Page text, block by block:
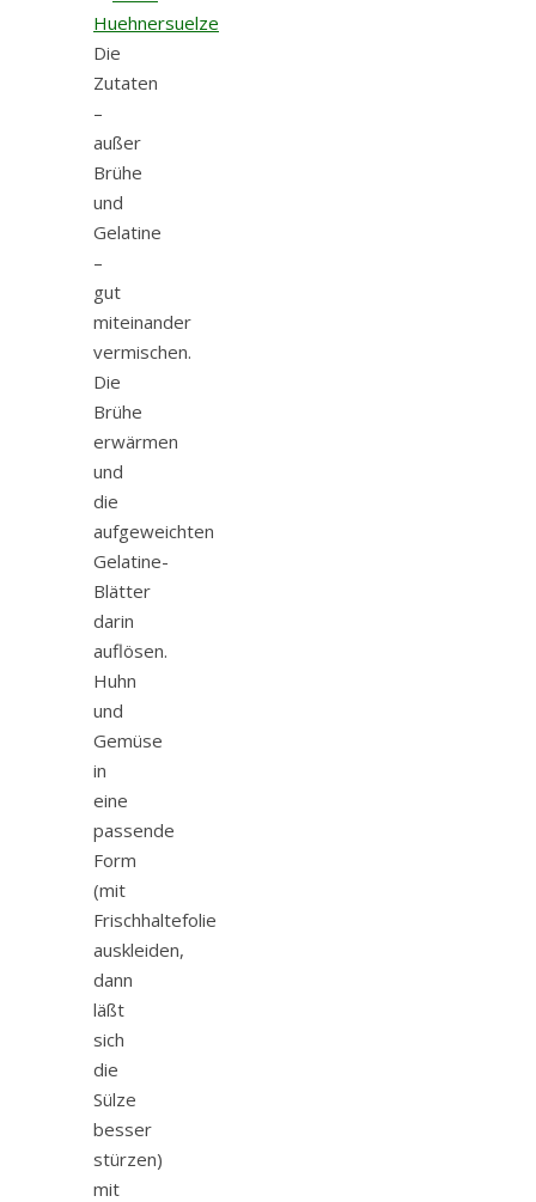
Die
Zutaten
–
außer
Brühe
und
Gelatine
–
gut
miteinander
vermischen.
Die
Brühe
erwärmen
und
die
aufgeweichten
Gelatine-
Blätter
darin
auflösen.
Huhn
und
Gemüse
in
eine
passende
Form
(mit
Frischhaltefolie
auskleiden,
dann
läßt
sich
die
Sülze
besser
stürzen)
mit